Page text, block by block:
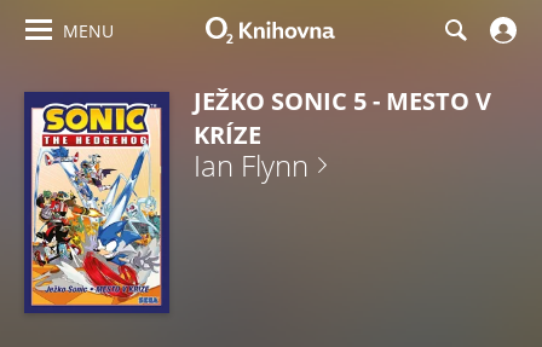
MENU
JEŽKO SONIC 5 - MESTO V
KRÍZE
Ian Flynn